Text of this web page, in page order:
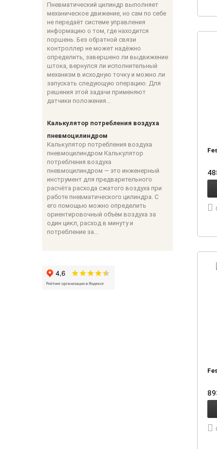
Пневматический цилиндр выполняет
механическое движение, но сам по себе
не передаёт системе управления
информацию о том, где находится
поршень. Без обратной связи
контроллер не может надёжно
определить, завершено ли выдвижение
штока, вернулся ли исполнительный
механизм в исходную точку и можно ли
запускать следующую операцию. Для
решения этой задачи применяют
датчики положения...
Калькулятор потребления воздуха
пневмоцилиндром
Калькулятор потребления воздуха
пневмоцилиндром Калькулятор
потребления воздуха
пневмоцилиндром — это инженерный
инструмент для предварительного
расчёта расхода сжатого воздуха при
работе пневматического цилиндра. С
его помощью можно определить
ориентировочный объём воздуха за
один цикл, расход в минуту и
потребление за...